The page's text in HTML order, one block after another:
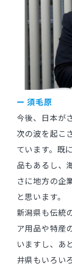
ー 須毛原
今後、日本が
次の波を起こ
ています。既
品もあるし、
さに地方の企
と思います。
新潟県も伝統
ア用品や特産
いますし、あ
井県もいろい